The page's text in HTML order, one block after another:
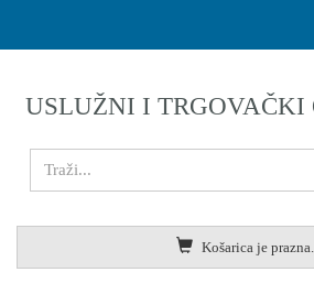
USLUŽNI I TRGOVAČKI
Košarica je prazna.